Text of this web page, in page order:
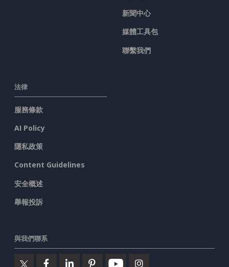
新聞中心
媒體工具包
聯繫我們
法律
服務條款
AI Policy
隱私政策
Content Guidelines
安全概述
舉報投訴
與我們聯系